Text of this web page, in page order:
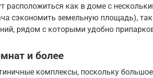
расположиться как в доме с
сэкономить земельную площадь),
рядом с которыми удобно
и более
комплексы, поскольку